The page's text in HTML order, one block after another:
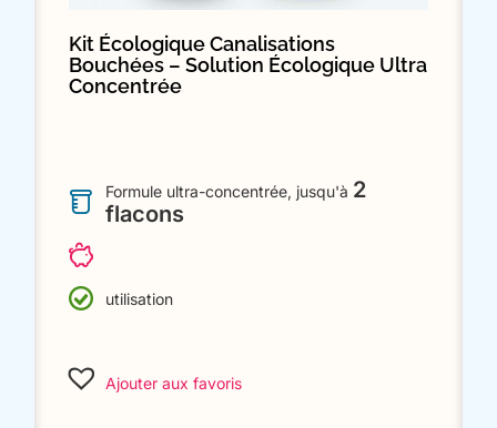
Kit Écologique Canalisations
Bouchées – Solution Écologique Ultra
Concentrée
Formule ultra-concentrée, jusqu'à 2
flacons
utilisation
Ajouter aux favoris